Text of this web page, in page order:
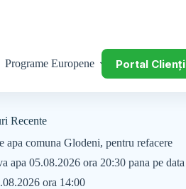
Programe Europene Portal Clienți
Recente
apa comuna Glodeni, pentru refacere
apa 05.08.2026 ora 20:30 pana pe data
ora 14:00